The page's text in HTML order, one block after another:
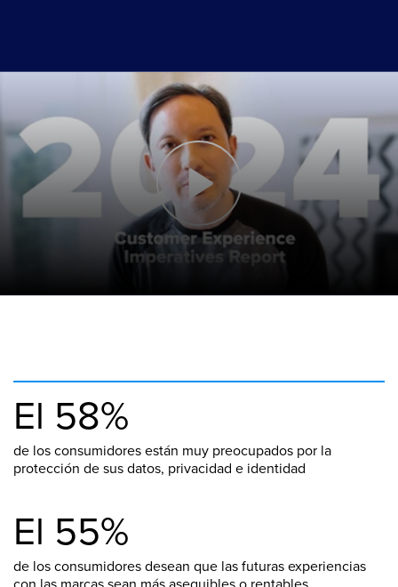
El 58%
de los consumidores están muy preocupados por la
protección de sus datos, privacidad e identidad
El 55%
de los consumidores desean que las futuras experiencias